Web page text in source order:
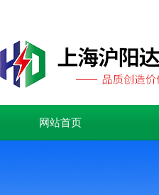
网站首页